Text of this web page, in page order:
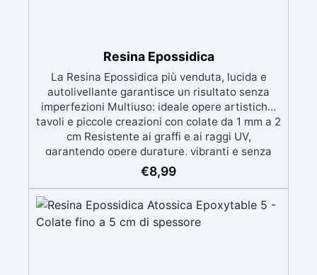
Resina Epossidica
La Resina Epossidica più venduta, lucida e
autolivellante garantisce un risultato senza
imperfezioni Multiuso: ideale opere artistiche,
tavoli e piccole creazioni con colate da 1 mm a 2
cm Resistente ai graffi e ai raggi UV,
garantendo opere durature, vibranti e senza
ingiallimenti nel tempo Bassa viscosità e
formula anti-bolle per risultati impeccabili,
Certificata Atossica post catalisi per contatto
con la pelle, BPA free e VoC Free
€8,99